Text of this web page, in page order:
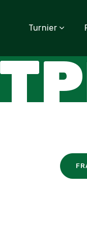
Turnier